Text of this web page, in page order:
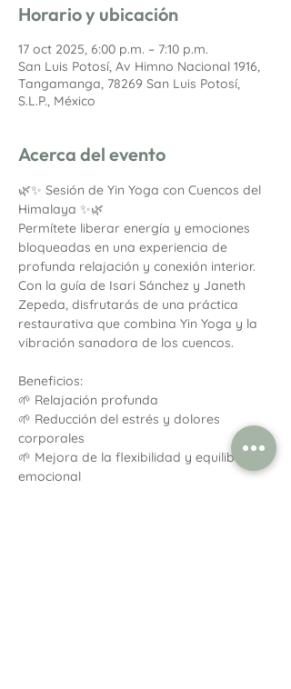
Horario y ubicación
17 oct 2025, 6:00 p.m. – 7:10 p.m.
San Luis Potosí, Av Himno Nacional 1916,
Tangamanga, 78269 San Luis Potosí,
S.L.P., México
Acerca del evento
🌿✨ Sesión de Yin Yoga con Cuencos del
Himalaya ✨🌿
Permítete liberar energía y emociones
bloqueadas en una experiencia de
profunda relajación y conexión interior.
Con la guía de Isari Sánchez y Janeth
Zepeda, disfrutarás de una práctica
restaurativa que combina Yin Yoga y la
vibración sanadora de los cuencos.
Beneficios:
🌱 Relajación profunda
🌱 Reducción del estrés y dolores
corporales
🌱 Mejora de la flexibilidad y equilibrio
emocional